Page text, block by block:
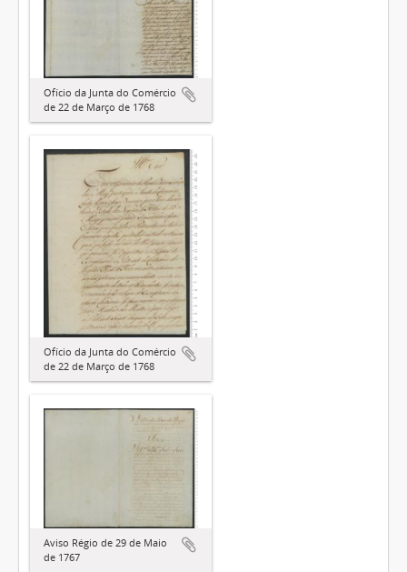
Ofício da Junta do Comércio
de 22 de Março de 1768
Ofício da Junta do Comércio
de 22 de Março de 1768
Aviso Régio de 29 de Maio
de 1767